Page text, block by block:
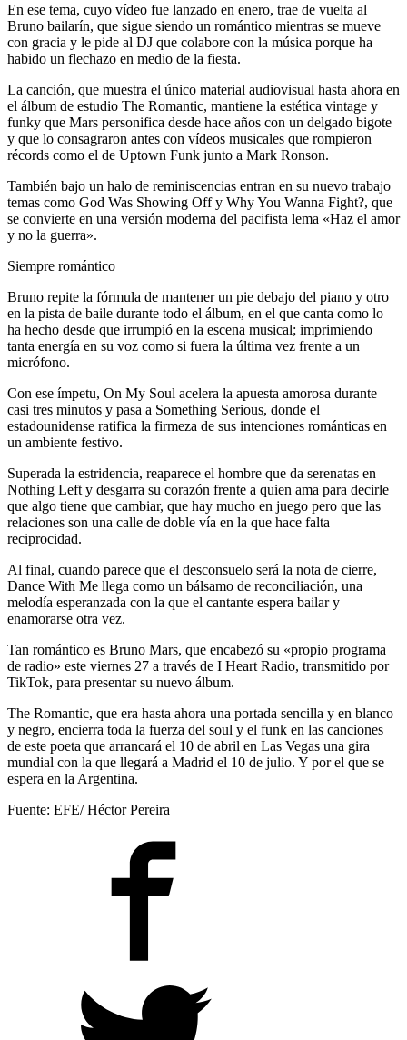
En ese tema, cuyo vídeo fue lanzado en enero, trae de vuelta al
Bruno bailarín, que sigue siendo un romántico mientras se mueve
con gracia y le pide al DJ que colabore con la música porque ha
habido un flechazo en medio de la fiesta.
La canción, que muestra el único material audiovisual hasta ahora en
el álbum de estudio The Romantic, mantiene la estética vintage y
funky que Mars personifica desde hace años con un delgado bigote
y que lo consagraron antes con vídeos musicales que rompieron
récords como el de Uptown Funk junto a Mark Ronson.
También bajo un halo de reminiscencias entran en su nuevo trabajo
temas como God Was Showing Off y Why You Wanna Fight?, que
se convierte en una versión moderna del pacifista lema «Haz el amor
y no la guerra».
Siempre romántico
Bruno repite la fórmula de mantener un pie debajo del piano y otro
en la pista de baile durante todo el álbum, en el que canta como lo
ha hecho desde que irrumpió en la escena musical; imprimiendo
tanta energía en su voz como si fuera la última vez frente a un
micrófono.
Con ese ímpetu, On My Soul acelera la apuesta amorosa durante
casi tres minutos y pasa a Something Serious, donde el
estadounidense ratifica la firmeza de sus intenciones románticas en
un ambiente festivo.
Superada la estridencia, reaparece el hombre que da serenatas en
Nothing Left y desgarra su corazón frente a quien ama para decirle
que algo tiene que cambiar, que hay mucho en juego pero que las
relaciones son una calle de doble vía en la que hace falta
reciprocidad.
Al final, cuando parece que el desconsuelo será la nota de cierre,
Dance With Me llega como un bálsamo de reconciliación, una
melodía esperanzada con la que el cantante espera bailar y
enamorarse otra vez.
Tan romántico es Bruno Mars, que encabezó su «propio programa
de radio» este viernes 27 a través de I Heart Radio, transmitido por
TikTok, para presentar su nuevo álbum.
The Romantic, que era hasta ahora una portada sencilla y en blanco
y negro, encierra toda la fuerza del soul y el funk en las canciones
de este poeta que arrancará el 10 de abril en Las Vegas una gira
mundial con la que llegará a Madrid el 10 de julio. Y por el que se
espera en la Argentina.
Fuente: EFE/ Héctor Pereira